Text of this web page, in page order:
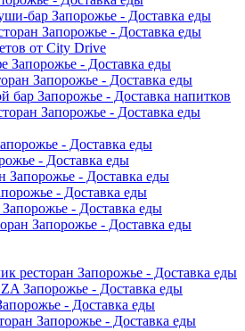
бар Запорожье - Доставка еды
Запорожье - Доставка еды
от City Drive
Запорожье - Доставка еды
Запорожье - Доставка еды
бар Запорожье - Доставка напитков
Запорожье - Доставка еды
- Доставка еды
- Доставка еды
Запорожье - Доставка еды
- Доставка еды
- Доставка еды
Запорожье - Доставка еды
ресторан Запорожье - Доставка еды
Запорожье - Доставка еды
- Доставка еды
Запорожье - Доставка еды